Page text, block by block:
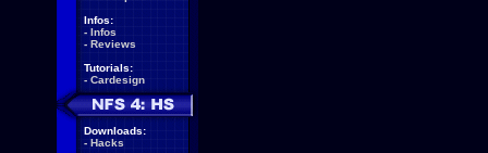
Infos:
- Infos
- Reviews
Tutorials:
- Cardesign
Downloads:
- Hacks